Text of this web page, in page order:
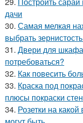
дачи
30. Самая мелкая
выбрать
31. Двери для
потребоваться?
32. Как повесить
33. Краска под
плюсы покраски
34. Розетки на